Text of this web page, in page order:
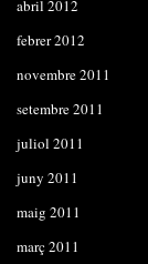
abril 2012
febrer 2012
novembre 2011
setembre 2011
juliol 2011
juny 2011
maig 2011
març 2011